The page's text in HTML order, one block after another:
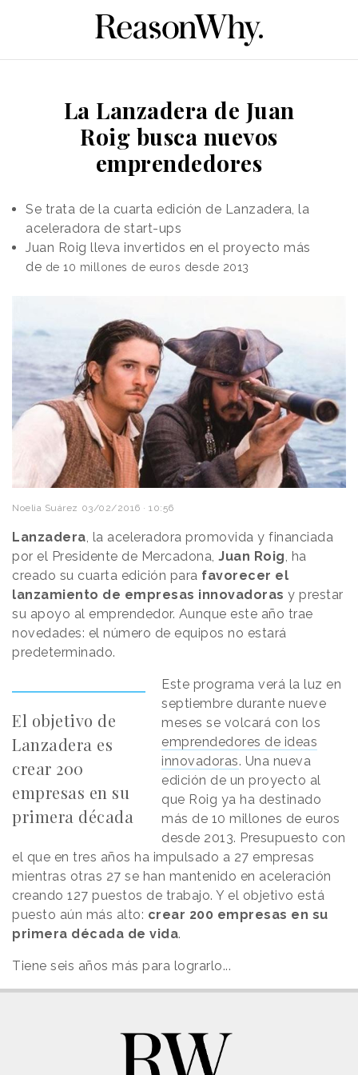
La Lanzadera de Juan
Roig busca nuevos
emprendedores
Se trata de la cuarta edición de Lanzadera, la
aceleradora de start-ups
Juan Roig lleva invertidos en el proyecto más
de de 10 millones de euros desde 2013
Noelia Suárez 03/02/2016 · 10:56
Lanzadera, la aceleradora promovida y financiada
por el Presidente de Mercadona, Juan Roig, ha
creado su cuarta edición para favorecer el
lanzamiento de empresas innovadoras y prestar
su apoyo al emprendedor. Aunque este año trae
novedades: el número de equipos no estará
predeterminado.
El objetivo de
Lanzadera es
crear 200
empresas en su
primera década
Este programa verá la luz en
septiembre durante nueve
meses se volcará con los
emprendedores de ideas
innovadoras. Una nueva
edición de un proyecto al
que Roig ya ha destinado
más de 10 millones de euros
desde 2013. Presupuesto con
el que en tres años ha impulsado a 27 empresas
mientras otras 27 se han mantenido en aceleración
creando 127 puestos de trabajo. Y el objetivo está
puesto aún más alto: crear 200 empresas en su
primera década de vida.
Tiene seis años más para lograrlo...